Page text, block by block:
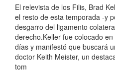
El relevista de los Filis, Brad
el resto de esta temporada -y
desgarro del ligamento
derecho.Keller fue colocado
días y manifestó que buscará
doctor Keith Meister, un
tom